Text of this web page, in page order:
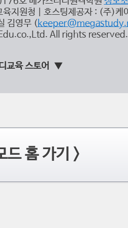
지원청 | 호스팅제공자 : (주)케
김영무 (
All rights reserved.
교육 스토어
드 홈 가기 >